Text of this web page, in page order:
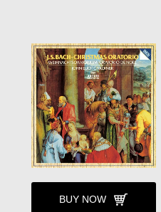
BUY NOW